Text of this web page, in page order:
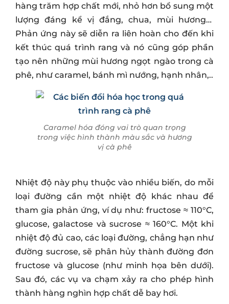
hàng trăm hợp chất mới, nhỏ hơn bổ sung một
lượng đáng kể vị đắng, chua, mùi hương…
Phản ứng này sẽ diễn ra liên hoàn cho đến khi
kết thúc quá trình rang và nó cũng góp phần
tạo nên những mùi hương ngọt ngào trong cà
phê, như caramel, bánh mì nướng, hạnh nhân,..
Caramel hóa đóng vai trò quan trọng
trong việc hình thành màu sắc và hương
vị cà phê
Nhiệt độ này phụ thuộc vào nhiều biến, do mỗi
loại đường cần một nhiệt độ khác nhau để
tham gia phản ứng, ví dụ như: fructose ≈ 110°C,
glucose, galactose và sucrose ≈ 160°C. Một khi
nhiệt độ đủ cao, các loại đường, chẳng hạn như
đường sucrose, sẽ phân hủy thành đường đơn
fructose và glucose (như minh họa bên dưới).
Sau đó, các vụ va chạm xảy ra cho phép hình
thành hàng nghìn hợp chất dễ bay hơi.